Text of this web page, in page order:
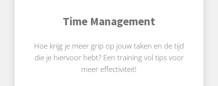
Time Management
Hoe krijg je meer grip op jouw taken en de tijd
die je hiervoor hebt? Een training vol tips voor
meer effectiviteit!